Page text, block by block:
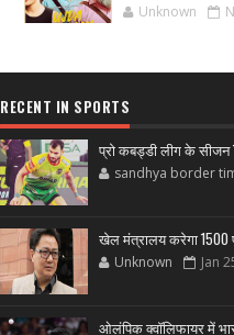
Unknown
RECENT IN SPORTS
प्रो कबड्डी लीग के
sandhya border
खेल मंत्रालय करेगा 1500
Unknown Jan
ओलंपिक क्वॉलिफायर में